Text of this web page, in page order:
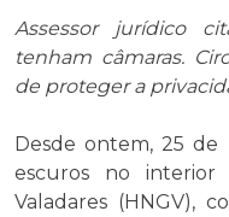
Assessor jurídico
tenham câmaras.
de proteger a
Desde ontem, 25
escuros no interior
Valadares (HNGV),